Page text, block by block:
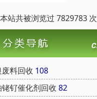
本站共被浏览过 7829783 次
料回收 108
钌催化剂回收 82